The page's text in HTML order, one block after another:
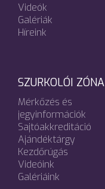
Videók
Galériák
Híreink
SZURKOLÓI ZÓNA
Mérkőzés és
jegyinformációk
Sajtóakkreditáció
Ajándéktárgy
Kezdőrúgás
Videóink
Galériáink